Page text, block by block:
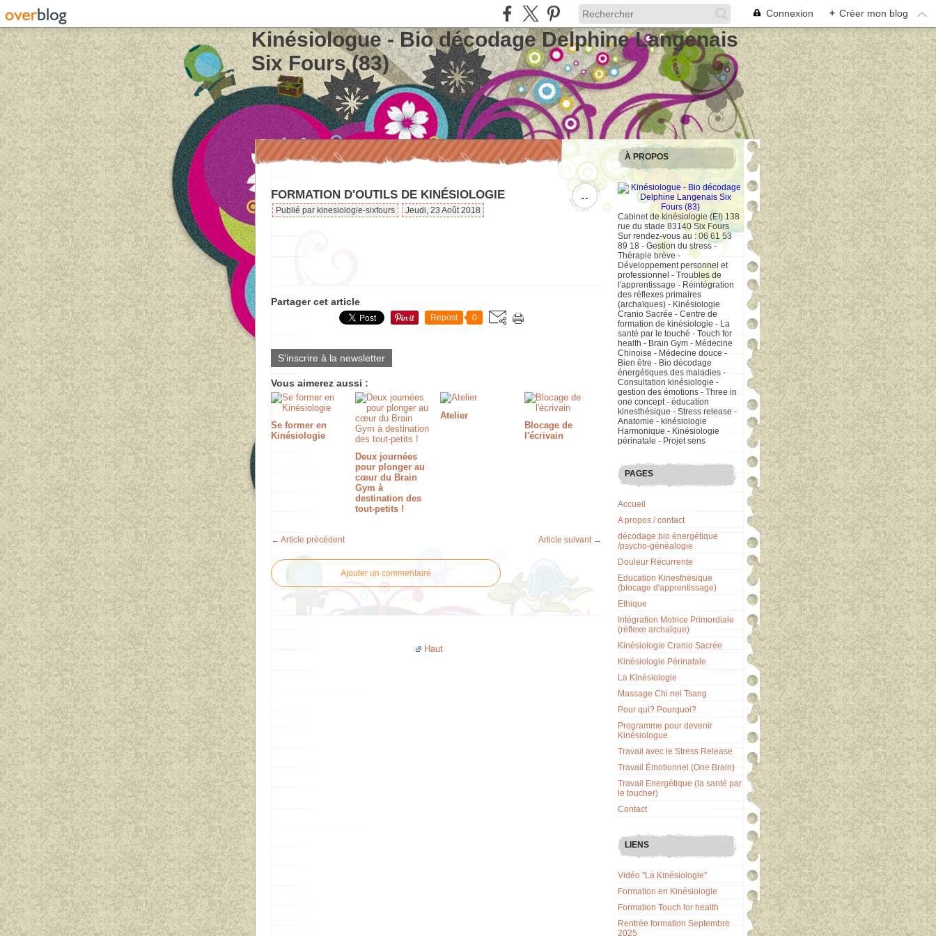
Connexion + Créer mon blog
Kinésiologue - Bio décodage Delphine Langenais
Six Fours (83)
…
FORMATION D'OUTILS DE KINÉSIOLOGIE
Publié par kinesiologie-sixfours Jeudi, 23 Août 2018
Partager cet article
Repost 0
S'inscrire à la newsletter
Vous aimerez aussi :
Se former en
Kinésiologie
Deux journées
pour plonger au
cœur du Brain
Gym à
destination des
tout-petits !
Atelier
Blocage de
l'écrivain
← Article précédent Article suivant →
Ajouter un commentaire
Haut
À PROPOS
Cabinet de kinésiologie (EI) 138
rue du stade 83140 Six Fours
Sur rendez-vous au : 06 61 53
89 18 - Gestion du stress -
Thérapie brève -
Développement personnel et
professionnel - Troubles de
l'apprentissage - Réintégration
des réflexes primaires
(archaïques) - Kinésiologie
Cranio Sacrée - Centre de
formation de kinésiologie - La
santé par le touché - Touch for
health - Brain Gym - Médecine
Chinoise - Médecine douce -
Bien être - Bio décodage
énergétiques des maladies -
Consultation kinésiologie -
gestion des émotions - Three in
one concept - éducation
kinesthésique - Stress release -
Anatomie - kinésiologie
Harmonique - Kinésiologie
périnatale - Projet sens
PAGES
Accueil
A propos / contact
décodage bio énergétique
/psycho-généalogie
Douleur Récurrente
Education Kinesthésique
(blocage d'apprentissage)
Ethique
Intégration Motrice Primordiale
(réflexe archaïque)
Kinésiologie Cranio Sacrée
Kinésiologie Périnatale
La Kinésiologie
Massage Chi nei Tsang
Pour qui? Pourquoi?
Programme pour devenir
Kinésiologue.
Travail avec le Stress Release
Travail Émotionnel (One Brain)
Travail Energétique (la santé par
le toucher)
Contact
LIENS
Vidéo "La Kinésiologie"
Formation en Kinésiologie
Formation Touch for health
Rentrée formation Septembre
2025